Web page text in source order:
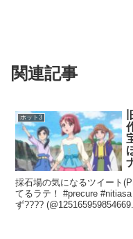
関連記事
ホット3
採石場の気になるツイート
てるラテ！ #precure
ず????